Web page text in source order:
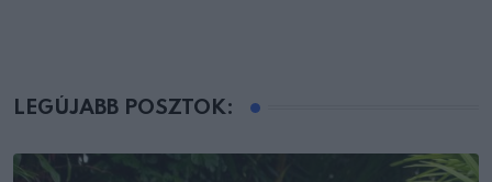
LEGÚJABB POSZTOK: